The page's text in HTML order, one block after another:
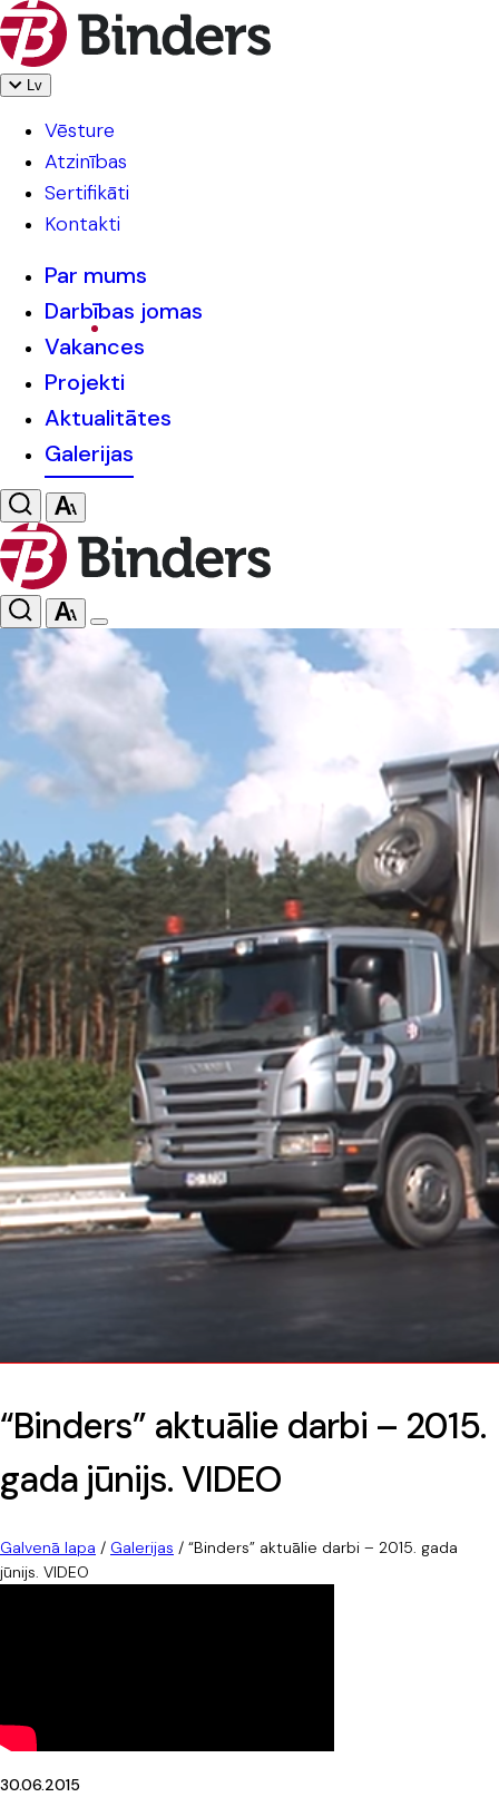
Lv
Vēsture
Atzinības
Sertifikāti
Kontakti
Par mums
Darbības jomas
Vakances
Projekti
Aktualitātes
Galerijas
“Binders” aktuālie darbi – 2015.
gada jūnijs. VIDEO
Galvenā lapa / Galerijas / “Binders” aktuālie darbi – 2015. gada
jūnijs. VIDEO
30.06.2015